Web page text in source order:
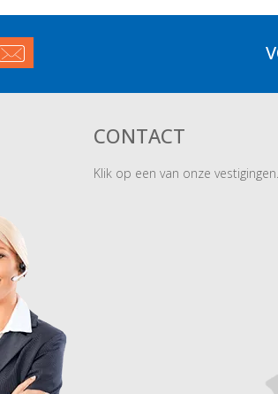
CONTACT
Klik op een van onze vestigingen.